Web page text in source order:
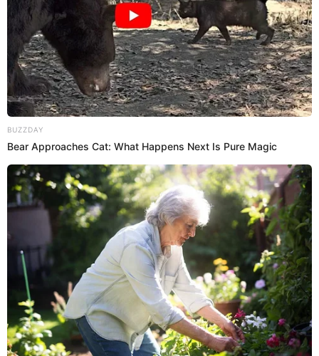
A través de su cuenta oficial deInstagram,el pasado 15 de
septiembre,Angie Jibajacompartió un llamativo post, en el